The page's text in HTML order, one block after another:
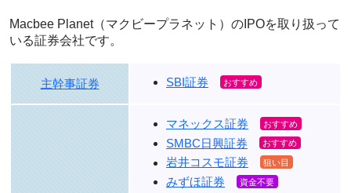
Macbee Planet（マクビープラネット）のIPOを取り扱って
いる証券会社です。
主幹事証券 SBI証券
マネックス証券
SMBC日興証券
岩井コスモ証券
みずほ証券